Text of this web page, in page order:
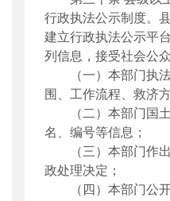
行政执法公示制度。
建立行政执法公示平台
列信息，接受社会公
（一）本部门执
围、 工作流程、救济
（二）本部门国
名、编号等信息；
（三）本部门作
政处理决定；
（四）本部门公